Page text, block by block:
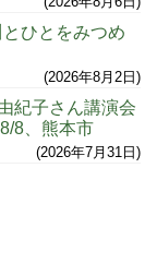
ひとをみつめ
2026年8月2日
紀子さん講演会
8、熊本市
2026年7月31日